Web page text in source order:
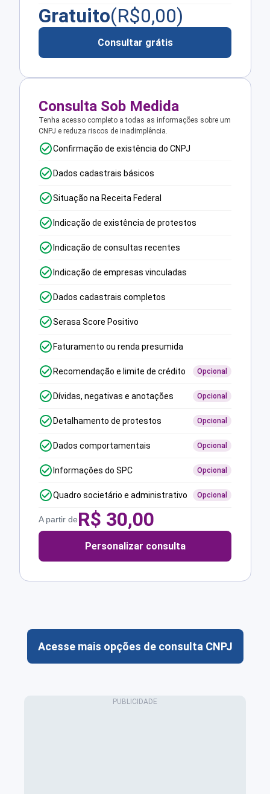
Gratuito(R$0,00)
Consultar grátis
Consulta Sob Medida
Tenha acesso completo a todas as informações sobre um
CNPJ e reduza riscos de inadimplência.
Confirmação de existência do CNPJ
Dados cadastrais básicos
Situação na Receita Federal
Indicação de existência de protestos
Indicação de consultas recentes
Indicação de empresas vinculadas
Dados cadastrais completos
Serasa Score Positivo
Faturamento ou renda presumida
Recomendação e limite de crédito Opcional
Dívidas, negativas e anotações Opcional
Detalhamento de protestos Opcional
Dados comportamentais Opcional
Informações do SPC Opcional
Quadro societário e administrativo Opcional
A partir deR$ 30,00
Personalizar consulta
Acesse mais opções de consulta CNPJ